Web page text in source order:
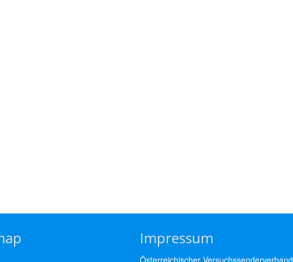
Impressum
Österreichischer Versuchssenderverband